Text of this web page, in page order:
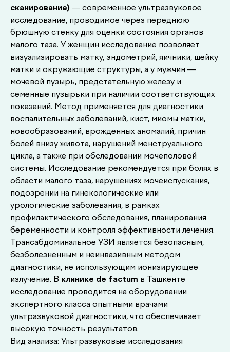
сканирование) — современное ультразвуковое
исследование, проводимое через переднюю
брюшную стенку для оценки состояния органов
малого таза. У женщин исследование позволяет
визуализировать матку, эндометрий, яичники, шейку
матки и окружающие структуры, а у мужчин —
мочевой пузырь, предстательную железу и
семенные пузырьки при наличии соответствующих
показаний. Метод применяется для диагностики
воспалительных заболеваний, кист, миомы матки,
новообразований, врожденных аномалий, причин
болей внизу живота, нарушений менструального
цикла, а также при обследовании мочеполовой
системы. Исследование рекомендуется при болях в
области малого таза, нарушениях мочеиспускания,
подозрении на гинекологические или
урологические заболевания, в рамках
профилактического обследования, планирования
беременности и контроля эффективности лечения.
Трансабдоминальное УЗИ является безопасным,
безболезненным и неинвазивным методом
диагностики, не использующим ионизирующее
излучение. В клинике de factum в Ташкенте
исследование проводится на оборудовании
экспертного класса опытными врачами
ультразвуковой диагностики, что обеспечивает
высокую точность результатов.
Вид анализа: Ультразвуковые исследования
Другие наши
.услуги
Записаться к врачу
Выберите удобное время и получите
консультацию опытного врача